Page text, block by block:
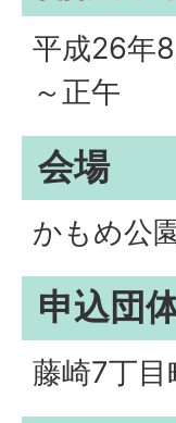
平成26年
～正午
会場
かもめ公
申込団
藤崎7丁目